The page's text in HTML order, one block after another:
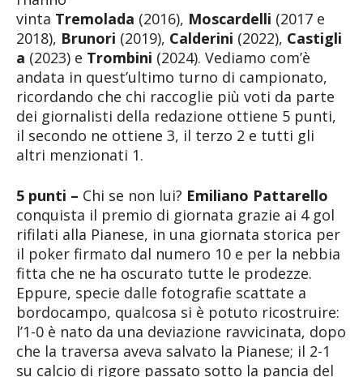
vinta Tremolada (2016), Moscardelli (2017 e
2018), Brunori (2019), Calderini (2022), Castigli
a (2023) e Trombini (2024). Vediamo com’è
andata in quest’ultimo turno di campionato,
ricordando che chi raccoglie più voti da parte
dei giornalisti della redazione ottiene 5 punti,
il secondo ne ottiene 3, il terzo 2 e tutti gli
altri menzionati 1.
5 punti – Chi se non lui? Emiliano Pattarello
conquista il premio di giornata grazie ai 4 gol
rifilati alla Pianese, in una giornata storica per
il poker firmato dal numero 10 e per la nebbia
fitta che ne ha oscurato tutte le prodezze.
Eppure, specie dalle fotografie scattate a
bordocampo, qualcosa si è potuto ricostruire:
l’1-0 è nato da una deviazione ravvicinata, dopo
che la traversa aveva salvato la Pianese; il 2-1
su calcio di rigore passato sotto la pancia del